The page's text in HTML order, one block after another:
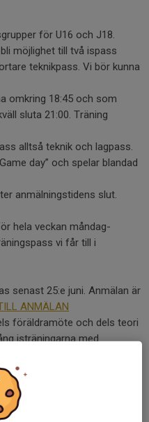
för U16 och J18.
möjlighet till två ispass
teknikpass. Vi bör kunna
omkring 18:45 och som
sluta 21:00. Träning
alltså teknik och lagpass.
day” och spelar blandad
anmälningstidens slut.
hela veckan måndag-
vi får till i
senast 25:e juni. Anmälan är
ANMÄLAN
föräldramöte och dels teori
isträningarna med